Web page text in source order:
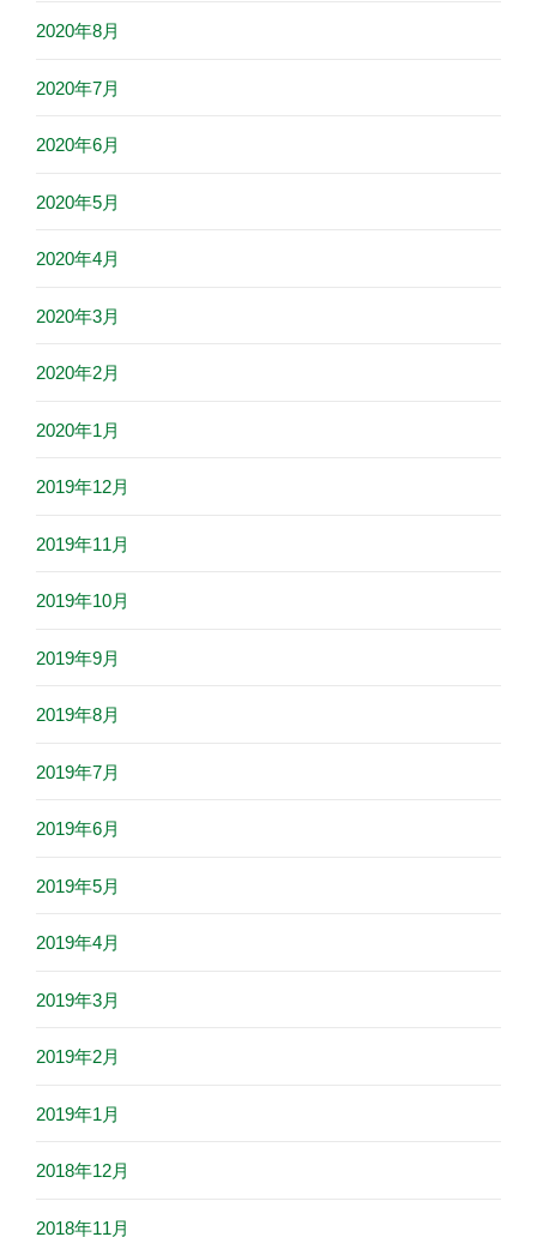
2020年8月
2020年7月
2020年6月
2020年5月
2020年4月
2020年3月
2020年2月
2020年1月
2019年12月
2019年11月
2019年10月
2019年9月
2019年8月
2019年7月
2019年6月
2019年5月
2019年4月
2019年3月
2019年2月
2019年1月
2018年12月
2018年11月